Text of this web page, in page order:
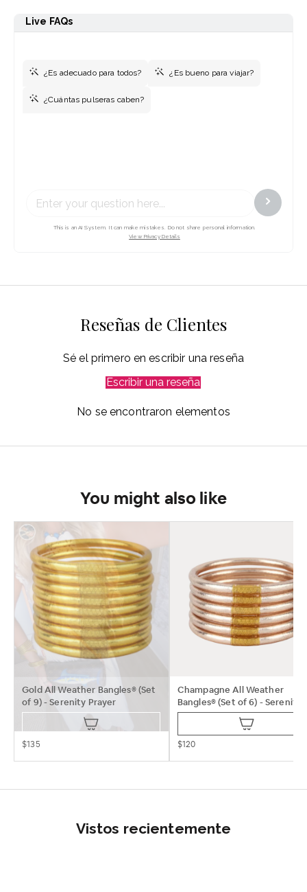
Reseñas de Clientes
Sé el primero en escribir una reseña
Escribir una reseña
No se encontraron elementos
You might also like
Gold All Weather Bangles® (Set
of 9) - Serenity Prayer
$135
Champagne All Weather
Bangles® (Set of 6) - Serenity
Prayer
$120
Vistos recientemente